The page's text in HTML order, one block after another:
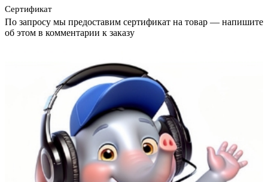
Сертификат
По запросу мы предоставим сертификат на товар — напишите
об этом в комментарии к заказу